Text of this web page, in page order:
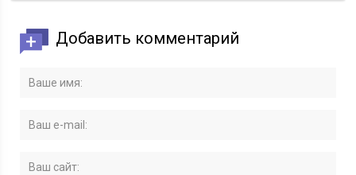
Добавить комментарий